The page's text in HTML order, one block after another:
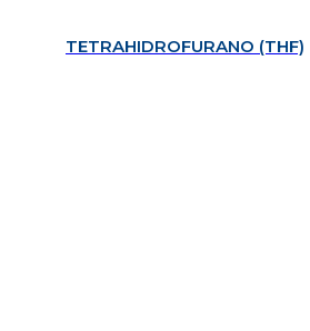
TETRAHIDROFURANO (THF)